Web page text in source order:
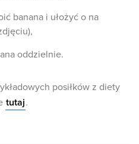
banana i ułożyć o na
oddzielnie.
posiłków z diety
tutaj.